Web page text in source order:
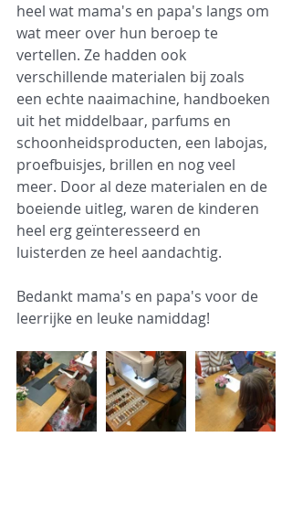
heel wat mama's en papa's langs om
wat meer over hun beroep te
vertellen. Ze hadden ook
verschillende materialen bij zoals
een echte naaimachine, handboeken
uit het middelbaar, parfums en
schoonheidsproducten, een labojas,
proefbuisjes, brillen en nog veel
meer. Door al deze materialen en de
boeiende uitleg, waren de kinderen
heel erg geïnteresseerd en
luisterden ze heel aandachtig.
Bedankt mama's en papa's voor de
leerrijke en leuke namiddag!